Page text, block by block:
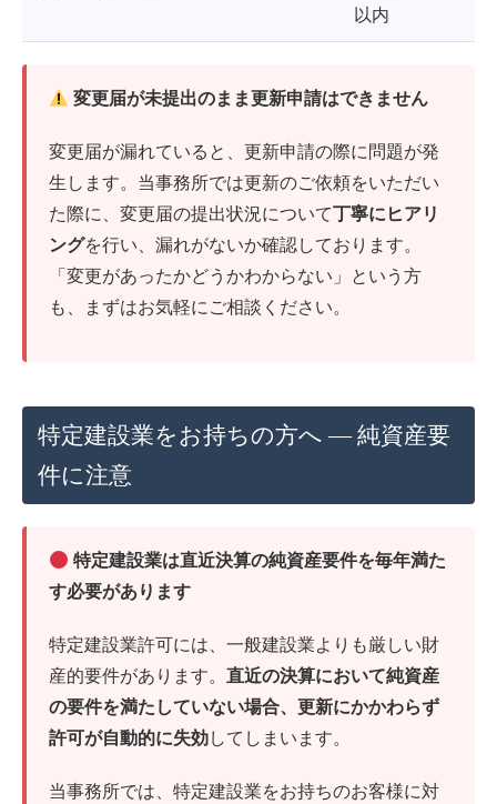
以内
変更届が未提出のまま更新申請はできません
変更届が漏れていると、更新申請の際に問題が発
生します。当事務所では更新のご依頼をいただい
た際に、変更届の提出状況について丁寧にヒアリ
ングを行い、漏れがないか確認しております。
「変更があったかどうかわからない」という方
も、まずはお気軽にご相談ください。
特定建設業をお持ちの方へ ― 純資産要
件に注意
特定建設業は直近決算の純資産要件を毎年満た
す必要があります
特定建設業許可には、一般建設業よりも厳しい財
産的要件があります。 直近の決算において純資産
の要件を満たしていない場合、更新にかかわらず
許可が自動的に失効してしまいます。
当事務所では、特定建設業をお持ちのお客様に対